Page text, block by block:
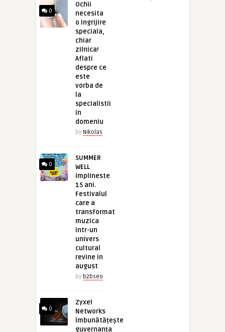
0
Ochii
necesita
o ingrijire
speciala,
chiar
zilnica!
Aflati
despre ce
este
vorba de
la
specialistii
in
domeniu
by Nikolas
0
SUMMER
WELL
implineste
15 ani.
Festivalul
care a
transformat
muzica
intr-un
univers
cultural
revine in
august
by b2bseo
0
Zyxel
Networks
îmbunătățește
guvernanța